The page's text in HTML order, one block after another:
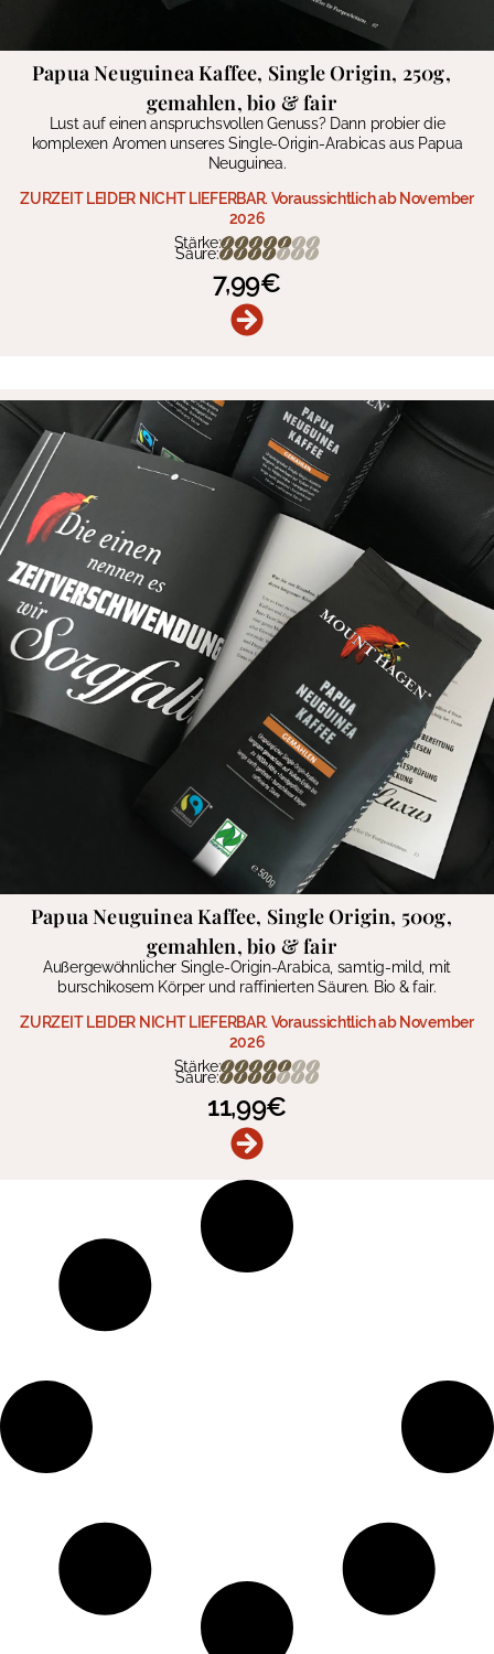
Papua Neuguinea Kaffee, Single Origin, 250g,
gemahlen, bio & fair
Lust auf einen anspruchsvollen Genuss? Dann probier die
komplexen Aromen unseres Single-Origin-Arabicas aus Papua
Neuguinea.
ZURZEIT LEIDER NICHT LIEFERBAR. Voraussichtlich ab November
2026
Stärke:
Säure:
7,99€
Papua Neuguinea Kaffee, Single Origin, 500g,
gemahlen, bio & fair
Außergewöhnlicher Single-Origin-Arabica, samtig-mild, mit
burschikosem Körper und raffinierten Säuren. Bio & fair.
ZURZEIT LEIDER NICHT LIEFERBAR. Voraussichtlich ab November
2026
Stärke:
Säure:
11,99€